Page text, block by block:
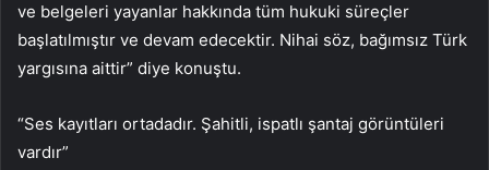
ve belgeleri yayanlar hakkında tüm hukuki süreçler
başlatılmıştır ve devam edecektir. Nihai söz, bağımsız Türk
yargısına aittir” diye konuştu.
“Ses kayıtları ortadadır. Şahitli, ispatlı şantaj görüntüleri
vardır”